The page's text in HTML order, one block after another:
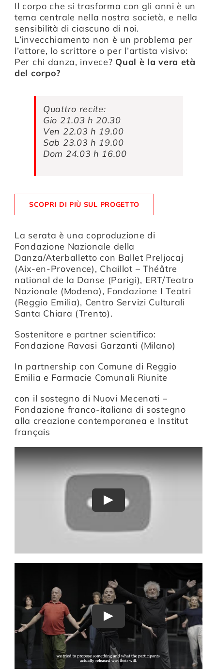
Il corpo che si trasforma con gli anni è un
tema centrale nella nostra società, e nella
sensibilità di ciascuno di noi.
L’invecchiamento non è un problema per
l’attore, lo scrittore o per l’artista visivo:
Per chi danza, invece? Qual è la vera età
del corpo?
Quattro recite:
Gio 21.03 h 20.30
Ven 22.03 h 19.00
Sab 23.03 h 19.00
Dom 24.03 h 16.00
SCOPRI DI PIÙ SUL PROGETTO
La serata è una coproduzione di
Fondazione Nazionale della
Danza/Aterballetto con Ballet Preljocaj
(Aix-en-Provence), Chaillot – Théâtre
national de la Danse (Parigi), ERT/Teatro
Nazionale (Modena), Fondazione I Teatri
(Reggio Emilia), Centro Servizi Culturali
Santa Chiara (Trento).
Sostenitore e partner scientifico:
Fondazione Ravasi Garzanti (Milano)
In partnership con Comune di Reggio
Emilia e Farmacie Comunali Riunite
con il sostegno di Nuovi Mecenati –
Fondazione franco-italiana di sostegno
alla creazione contemporanea e Institut
français
Play
Play